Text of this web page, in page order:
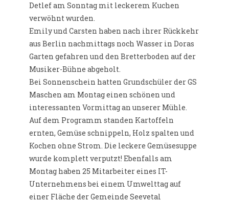
Detlef am Sonntag mit leckerem Kuchen
verwöhnt wurden.
Emily und Carsten haben nach ihrer Rückkehr
aus Berlin nachmittags noch Wasser in Doras
Garten gefahren und den Bretterboden auf der
Musiker-Bühne abgeholt.
Bei Sonnenschein hatten Grundschüler der GS
Maschen am Montag einen schönen und
interessanten Vormittag an unserer Mühle.
Auf dem Programm standen Kartoffeln
ernten, Gemüse schnippeln, Holz spalten und
Kochen ohne Strom. Die leckere Gemüsesuppe
wurde komplett verputzt! Ebenfalls am
Montag haben 25 Mitarbeiter eines IT-
Unternehmens bei einem Umwelttag auf
einer Fläche der Gemeinde Seevetal